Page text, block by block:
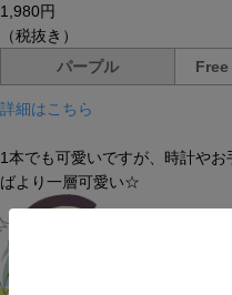
1,980円
（税抜き）
パープル
Free
詳細はこちら
1本でも可愛いですが、時計や
ばより一層可愛い☆